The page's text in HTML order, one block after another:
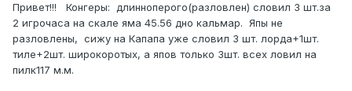
Привет!!! Конгеры: длинноперого(разловлен) словил 3 шт.за
2 игрочаса на скале яма 45.56 дно кальмар. Япы не
разловлены, сижу на Капапа уже словил 3 шт. лорда+1шт.
тиле+2шт. широкоротых, а япов только 3шт. всех ловил на
пилк117 м.м.